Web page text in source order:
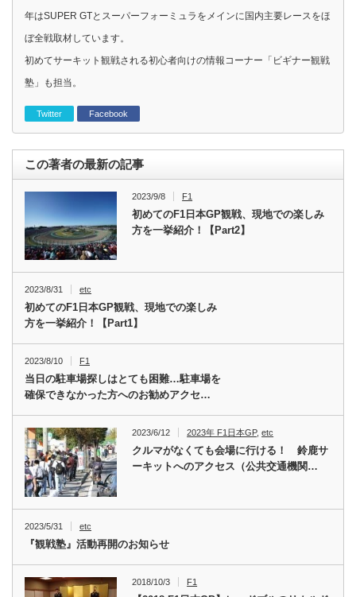
年はSUPER GTとスーパーフォーミュラをメインに国内主要レースをほ
ぼ全戦取材しています。
初めてサーキット観戦される初心者向けの情報コーナー「ビギナー観戦
塾」も担当。
Twitter Facebook
この著者の最新の記事
2023/9/8 F1
初めてのF1日本GP観戦、現地での楽しみ
方を一挙紹介！【Part2】
2023/8/31 etc
初めてのF1日本GP観戦、現地での楽しみ
方を一挙紹介！【Part1】
2023/8/10 F1
当日の駐車場探しはとても困難…駐車場を
確保できなかった方へのお勧めアクセ…
2023/6/12 2023年 F1日本GP,etc
クルマがなくても会場に行ける！ 鈴鹿サ
ーキットへのアクセス（公共交通機関…
2023/5/31 etc
『観戦塾』活動再開のお知らせ
2018/10/3 F1